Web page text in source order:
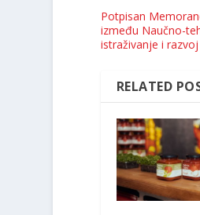
Potpisan
između Naučno-
istraživanje i
RELATED